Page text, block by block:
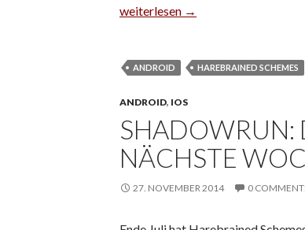
Shadowrun: Dragonfall jetzt auch
weiterlesen →
ANDROID HAREBRAINED SCHEMES
ANDROID, IOS
SHADOWRUN:
NÄCHSTE
27. NOVEMBER 2014 0